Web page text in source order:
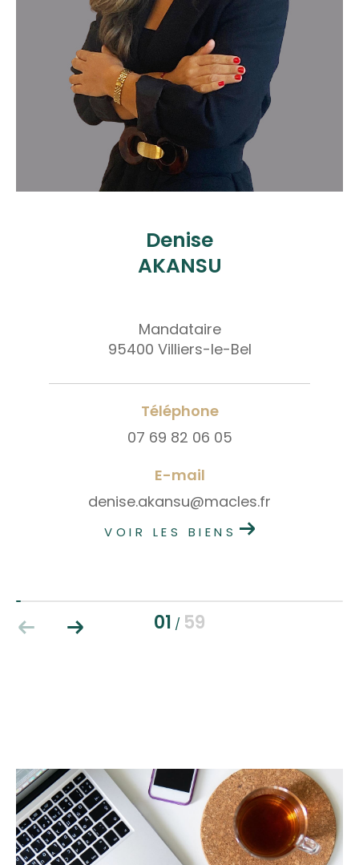
Denise
AKANSU
Mandataire
95400 Villiers-le-Bel
Téléphone
07 69 82 06 05
E-mail
denise.akansu@macles.fr
VOIR LES BIENS
01 / 59